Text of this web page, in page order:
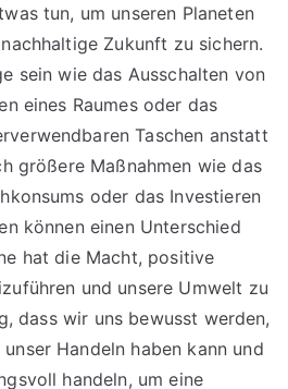
tun, um unseren Planeten
Zukunft zu sichern.
sein wie das Ausschalten von
eines Raumes oder das
Taschen anstatt
größere Maßnahmen wie das
oder das Investieren
können einen Unterschied
hat die Macht, positive
und unsere Umwelt zu
dass wir uns bewusst werden,
Handeln haben kann und
handeln, um eine